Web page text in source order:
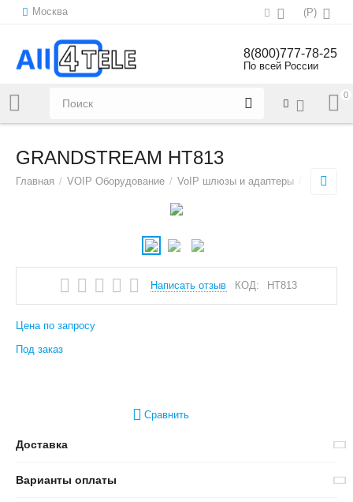
Москва (Р)
Напишите нам:sales@all4tele.com
8(800)777-78-25
По всей России
0
GRANDSTREAM HT813
Главная / VOIP Оборудование / VoIP шлюзы и адаптеры
Написать отзыв КОД: HT813
Цена по запросу
Под заказ
Сравнить
Доставка
Варианты оплаты